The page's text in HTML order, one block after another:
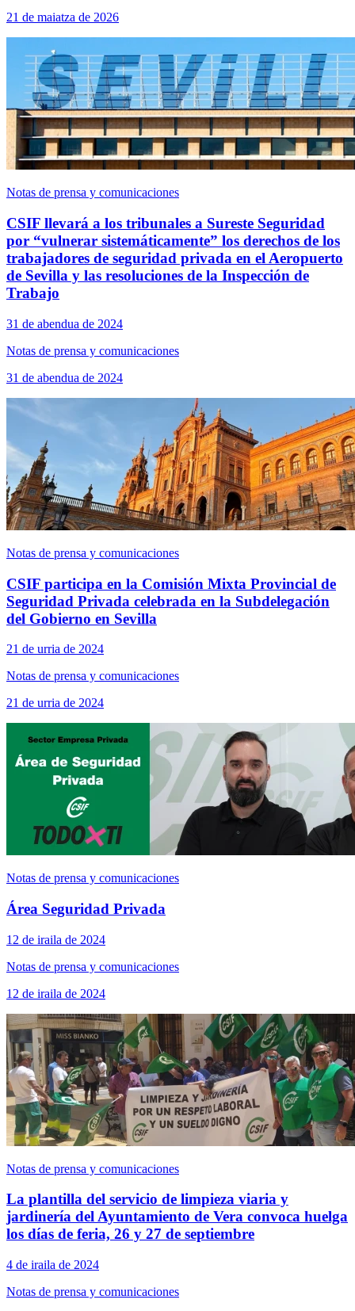
21 de maiatza de 2026
Notas de prensa y comunicaciones
CSIF llevará a los tribunales a Sureste Seguridad
por “vulnerar sistemáticamente” los derechos de los
trabajadores de seguridad privada en el Aeropuerto
de Sevilla y las resoluciones de la Inspección de
Trabajo
31 de abendua de 2024
Notas de prensa y comunicaciones
31 de abendua de 2024
Notas de prensa y comunicaciones
CSIF participa en la Comisión Mixta Provincial de
Seguridad Privada celebrada en la Subdelegación
del Gobierno en Sevilla
21 de urria de 2024
Notas de prensa y comunicaciones
21 de urria de 2024
Notas de prensa y comunicaciones
Área Seguridad Privada
12 de iraila de 2024
Notas de prensa y comunicaciones
12 de iraila de 2024
Notas de prensa y comunicaciones
La plantilla del servicio de limpieza viaria y
jardinería del Ayuntamiento de Vera convoca huelga
los días de feria, 26 y 27 de septiembre
4 de iraila de 2024
Notas de prensa y comunicaciones